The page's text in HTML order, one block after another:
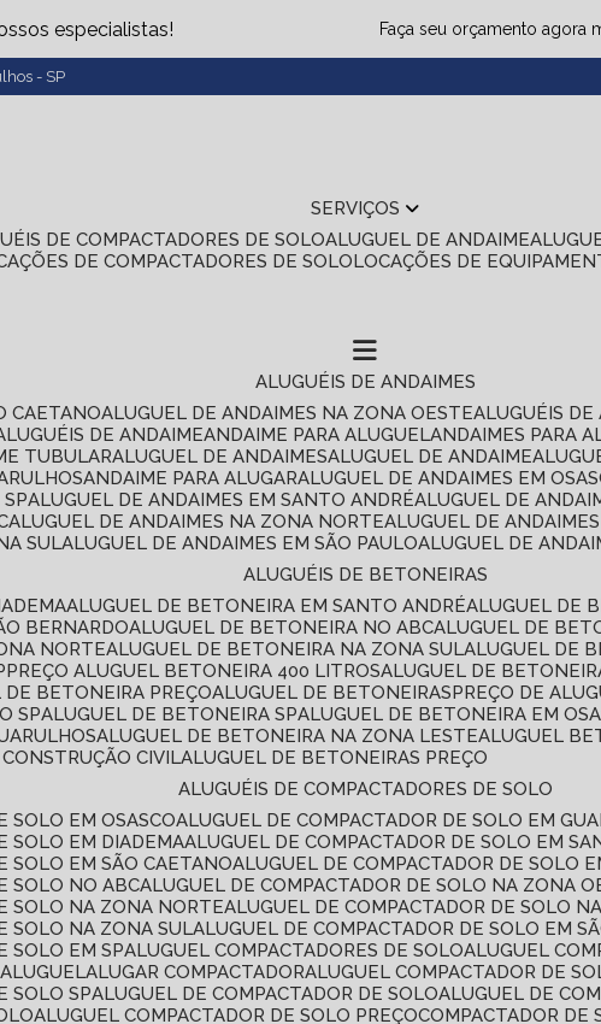
especialistas! Faça seu orçamento agora
- SP
SERVIÇOS
DE COMPACTADORES DE SOLO ALUGUEL DE ANDAIME
DE COMPACTADORES DE SOLO LOCAÇÕES DE
ALUGUÉIS DE ANDAIMES
CAETANO ALUGUEL DE ANDAIMES NA ZONA OESTE ALUGUÉIS
ALUGUÉIS DE ANDAIME ANDAIME PARA ALUGUEL ANDAIMES PARA
TUBULAR ALUGUEL DE ANDAIMES ALUGUEL DE ANDAIME
ANDAIME PARA ALUGAR ALUGUEL DE ANDAIMES EM
SP ALUGUEL DE ANDAIMES EM SANTO ANDRÉ ALUGUEL DE
ALUGUEL DE ANDAIMES NA ZONA NORTE ALUGUEL DE
SUL ALUGUEL DE ANDAIMES EM SÃO PAULO ALUGUEL DE
ALUGUÉIS DE BETONEIRAS
ALUGUEL DE BETONEIRA EM SANTO ANDRÉ ALUGUEL DE
BERNARDO ALUGUEL DE BETONEIRA NO ABC ALUGUEL DE
NORTE ALUGUEL DE BETONEIRA NA ZONA SUL ALUGUEL DE
PREÇO ALUGUEL BETONEIRA 400 LITROS ALUGUEL DE
DE BETONEIRA PREÇO ALUGUEL DE BETONEIRAS
PREÇO DE
SP ALUGUEL DE BETONEIRA SP ALUGUEL DE BETONEIRA EM
ALUGUEL DE BETONEIRA NA ZONA LESTE ALUGUEL
CIVIL ALUGUEL DE BETONEIRAS PREÇO
ALUGUÉIS DE COMPACTADORES DE SOLO
SOLO EM OSASCO ALUGUEL DE COMPACTADOR DE SOLO EM
SOLO EM DIADEMA ALUGUEL DE COMPACTADOR DE SOLO EM
SOLO EM SÃO CAETANO ALUGUEL DE COMPACTADOR DE SOLO
SOLO NO ABC ALUGUEL DE COMPACTADOR DE SOLO NA ZONA
SOLO NA ZONA NORTE ALUGUEL DE COMPACTADOR DE SOLO
SOLO NA ZONA SUL ALUGUEL DE COMPACTADOR DE SOLO EM
SOLO EM SP ALUGUEL COMPACTADORES DE SOLO ALUGUEL
ALUGAR COMPACTADOR ALUGUEL COMPACTADOR DE
SOLO SP ALUGUEL DE COMPACTADOR DE SOLO ALUGUEL DE
ALUGUEL COMPACTADOR DE SOLO PREÇO COMPACTADOR